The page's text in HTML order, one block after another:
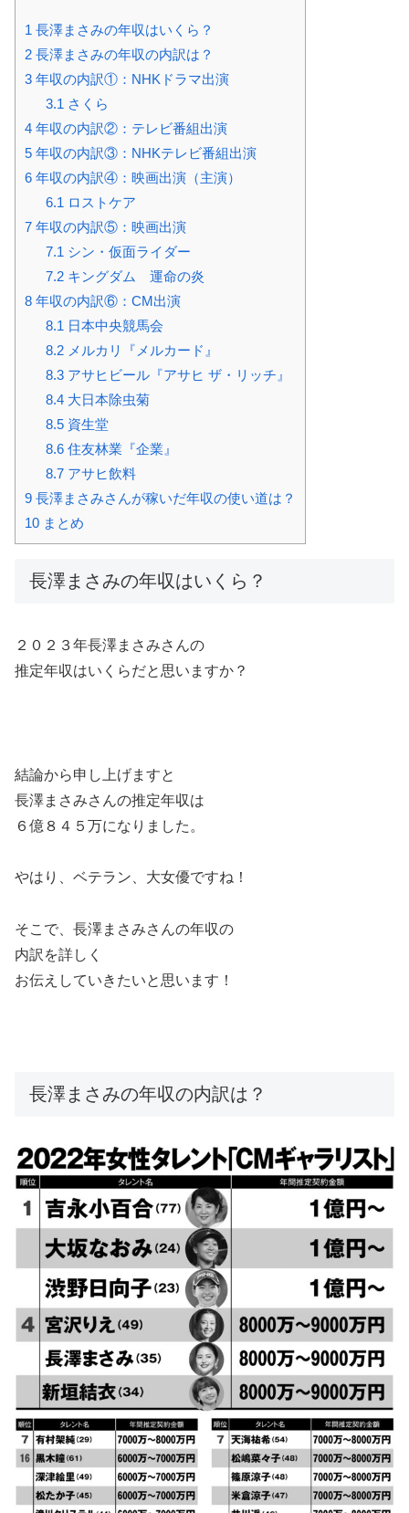
1 長澤まさみの年収はいくら？
2 長澤まさみの年収の内訳は？
3 年収の内訳①：NHKドラマ出演
3.1 さくら
4 年収の内訳②：テレビ番組出演
5 年収の内訳③：NHKテレビ番組出演
6 年収の内訳④：映画出演（主演）
6.1 ロストケア
7 年収の内訳⑤：映画出演
7.1 シン・仮面ライダー
7.2キングダム 運命の炎
8 年収の内訳⑥：CM出演
8.1 日本中央競馬会
8.2メルカリ『メルカード』
8.3アサヒビール『アサヒ ザ・リッチ』
8.4大日本除虫菊
8.5資生堂
8.6住友林業『企業』
8.7アサヒ飲料
9 長澤まさみさんが稼いだ年収の使い道は？
10 まとめ
長澤まさみの年収はいくら？
２０２３年長澤まさみさんの
推定年収はいくらだと思いますか？
結論から申し上げますと
長澤まさみさんの推定年収は
６億８４５万になりました。
やはり、ベテラン、大女優ですね！
そこで、長澤まさみさんの年収の
内訳を詳しく
お伝えしていきたいと思います！
長澤まさみの年収の内訳は？